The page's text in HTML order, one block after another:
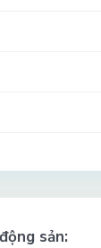
sản: